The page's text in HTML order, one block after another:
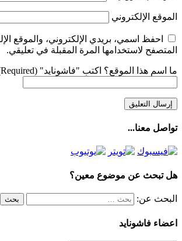
الموقع الإلكتروني
احفظ اسمي، بريدي الإلكتروني، والموقع
المتصفح لاستخدامها المرة المقبلة في تعليقي.
ما اسم هذا الموقع؟ اكتب "فاشونايد" (Required)
تواصل معنا...
هل تبحث عن موضوع معين؟
البحث عن:
اعضاء فاشونايد